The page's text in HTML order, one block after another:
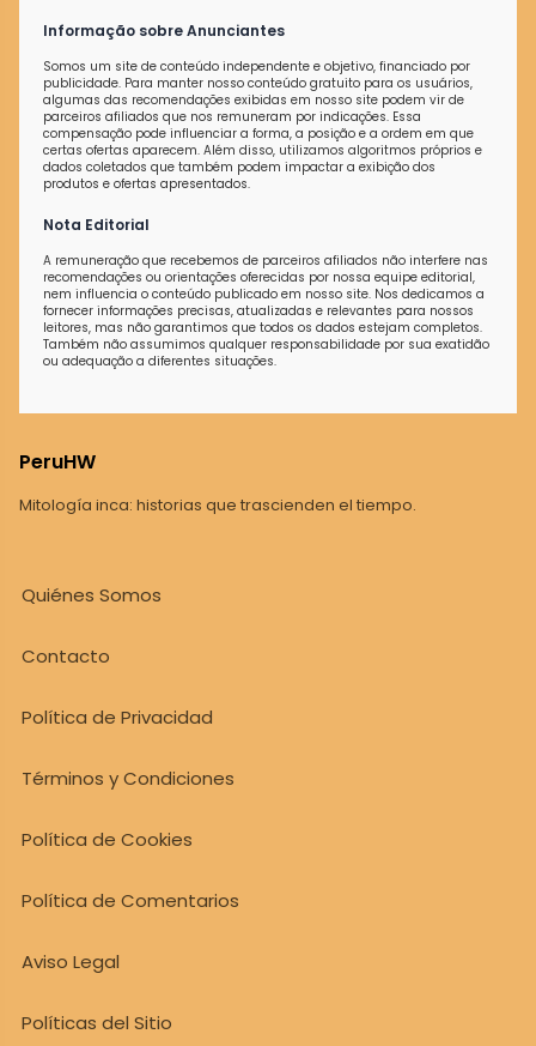
Informação sobre Anunciantes
Somos um site de conteúdo independente e objetivo, financiado por
publicidade. Para manter nosso conteúdo gratuito para os usuários,
algumas das recomendações exibidas em nosso site podem vir de
parceiros afiliados que nos remuneram por indicações. Essa
compensação pode influenciar a forma, a posição e a ordem em que
certas ofertas aparecem. Além disso, utilizamos algoritmos próprios e
dados coletados que também podem impactar a exibição dos
produtos e ofertas apresentados.
Nota Editorial
A remuneração que recebemos de parceiros afiliados não interfere nas
recomendações ou orientações oferecidas por nossa equipe editorial,
nem influencia o conteúdo publicado em nosso site. Nos dedicamos a
fornecer informações precisas, atualizadas e relevantes para nossos
leitores, mas não garantimos que todos os dados estejam completos.
Também não assumimos qualquer responsabilidade por sua exatidão
ou adequação a diferentes situações.
PeruHW
Mitología inca: historias que trascienden el tiempo.
Quiénes Somos
Contacto
Política de Privacidad
Términos y Condiciones
Política de Cookies
Política de Comentarios
Aviso Legal
Políticas del Sitio